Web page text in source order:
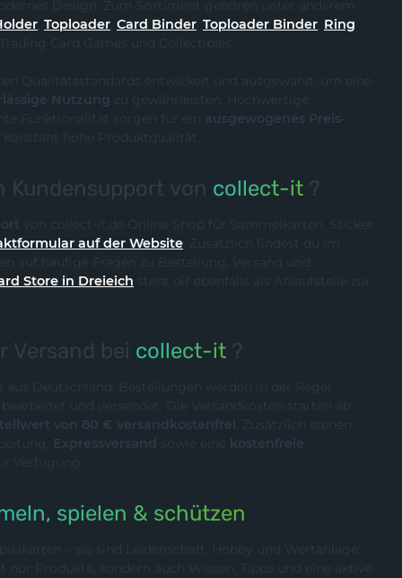
Design. Zum Sortiment gehören unter anderem
, Toploader, Card Binder, Toploader Binder, Ring
Card Games und Collectibles.
Qualitätsstandards entwickelt und ausgewählt, um eine
Nutzung zu gewährleisten. Hochwertige
Funktionalität sorgen für ein ausgewogenes Preis-
hohe Produktqualität.
Kundensupport von collect-it ?
von collect-it.de Online Shop für Sammelkarten, Sticker
auf der Website. Zusätzlich findest du im
auf häufige Fragen zu Bestellung, Versand und
Store in Dreieich steht dir ebenfalls als Anlaufstelle zur
Versand bei collect-it ?
Deutschland. Bestellungen werden in der Regel
bearbeitet und versendet. Die Versandkosten starten ab
von 80 € versandkostenfrei. Zusätzlich stehen
Expressversand sowie eine kostenfreie
Verfügung.
spielen & schützen
– sie sind Leidenschaft, Hobby und Wertanlage.
Produkte, sondern auch Wissen, Tipps und eine aktive